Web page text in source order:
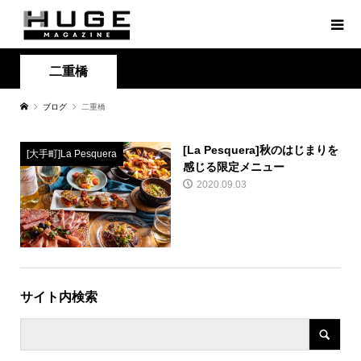
二重橋
ブログ 二重橋
[大手町]La Pesquera
[La Pesquera]秋のはじまりを
感じる限定メニュー
2020.09.03
サイト内検索